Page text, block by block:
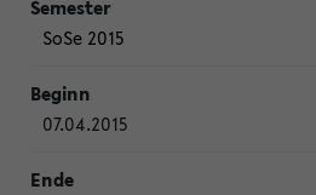
SoSe 2015
07.04.2015